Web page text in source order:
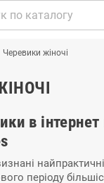
Черевики жіночі
в інтернет
періоду